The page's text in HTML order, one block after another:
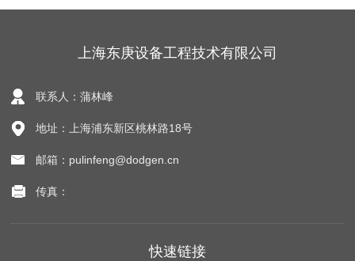
上海东庚设备工程技术有限公司
联系人：蒲林峰
地址：上海浦东新区桃林路18号
邮箱：pulinfeng@dodgen.cn
传真：
快速链接